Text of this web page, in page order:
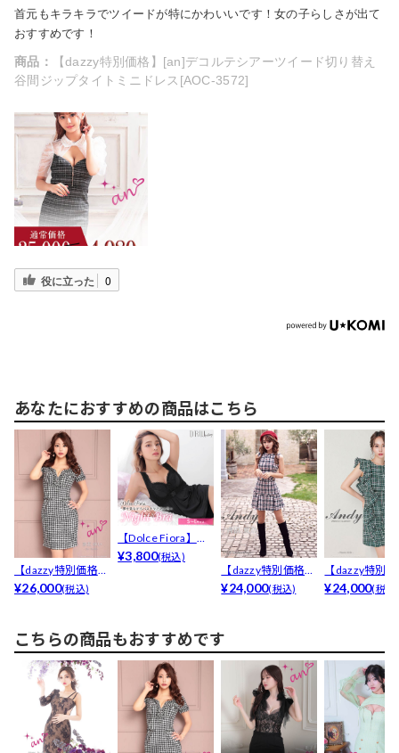
首元もキラキラでツイードが特にかわいいです！女の子らしさが出て
おすすめです！
商品：
【dazzy特別価格】[an]デコルテシアーツイード切り替え
谷間ジップタイトミニドレス[AOC-3572]
役に立った 0
あなたにおすすめの商品はこちら
【dazzy特別価格】
[an]フリンジ...
¥26,000(税込)
【Dolce Fiora】プ
リンセスナ...
¥3,800(税込)
【dazzy特別価格】
[Andy]ノー...
¥24,000(税込)
【dazzy特別
[Andy]ツイ...
¥24,000(税込)
こちらの商品もおすすめです